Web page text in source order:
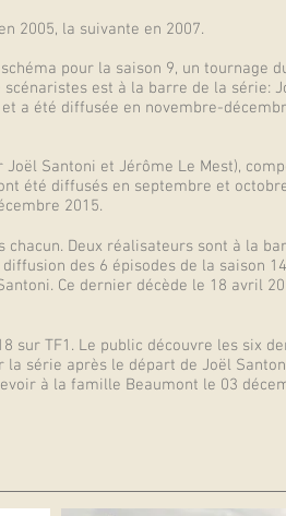
2005, la suivante en 2007.
pour la saison 9, un tournage
est à la barre de la série:
a été diffusée en novembre-
Santoni et Jérôme Le Mest),
été diffusés en septembre et
2015.
Deux réalisateurs sont à la
des 6 épisodes de la saison
Ce dernier décède le 18 avril
sur TF1. Le public découvre les six
série après le départ de Joël
à la famille Beaumont le 03